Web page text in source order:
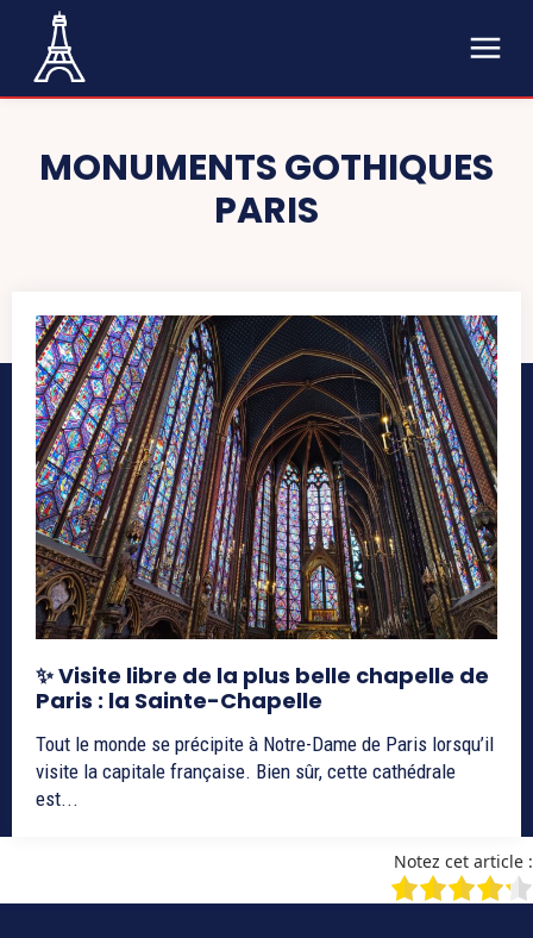
MONUMENTS GOTHIQUES
PARIS
✨ Visite libre de la plus belle chapelle de
Paris : la Sainte-Chapelle
Tout le monde se précipite à Notre-Dame de Paris lorsqu’il
visite la capitale française. Bien sûr, cette cathédrale
est...
Notez cet article :